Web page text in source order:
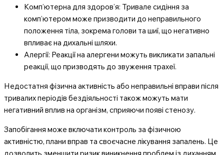
Комп’ютерна для здоров’я: Тривале сидіння за
комп’ютером може призводити до неправильного
положення тіла, зокрема голови та шиї, що негативно
впливає на дихальні шляхи.
Алергії: Реакції на алергени можуть викликати запальні
реакції, що призводять до звуження трахеї.
Недостатня фізична активність або неправильні вправи після
тривалих періодів бездіяльності також можуть мати
негативний вплив на організм, сприяючи появі стенозу.
Запобігання може включати контроль за фізичною
активністю, плани вправ та своєчасне лікування запалень. Це
дозволить зменшити ризик виникнення проблем із диханням.